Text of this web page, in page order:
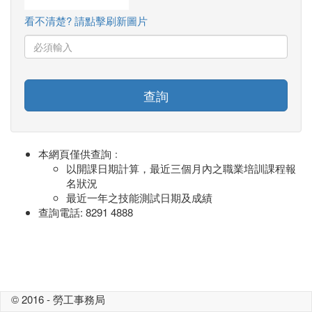
看不清楚? 請點擊刷新圖片
查詢
本網頁僅供查詢﹕
以開課日期計算，最近三個月內之職業培訓課程報
名狀況
最近一年之技能測試日期及成績
查詢電話: 8291 4888
© 2016 - 勞工事務局